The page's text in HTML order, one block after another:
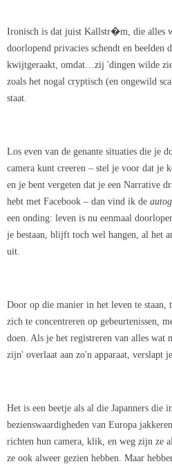
Ironisch is dat juist Kallstr�m, die alles
doorlopend privacies schendt en
kwijtgeraakt, omdat…zij 'dingen wilde
zoals het nogal cryptisch (en ongewild
staat.
Los even van de genante situaties die je
camera kunt creeren – stel je voor dat je
en je bent vergeten dat je een Narrative
hebt met Facebook – dan vind ik de
een onding: leven is nu eenmaal
je bestaan, blijft toch wel hangen, al het
uit.
Door op die manier in het leven te staan,
zich te concentreren op gebeurtenissen,
doen. Als je het registreren van alles wat
zijn' overlaat aan zo'n apparaat, verslapt
Het is een beetje als al die Japanners die
bezienswaardigheden van Europa
richten hun camera, klik, en weg zijn ze
ze ook alweer gezien hebben. Maar